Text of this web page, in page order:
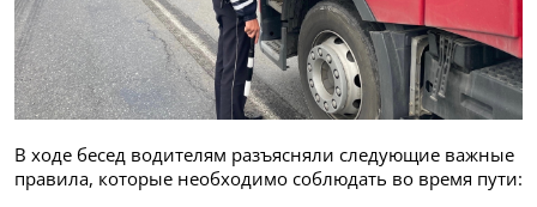
В ходе бесед водителям разъясняли следующие важные
правила, которые необходимо соблюдать во время пути: